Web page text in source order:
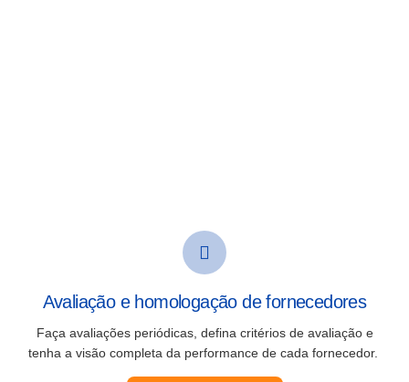
Avaliação e homologação de fornecedores
Faça avaliações periódicas, defina critérios de avaliação e
tenha a visão completa da performance de cada fornecedor.